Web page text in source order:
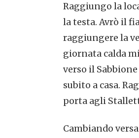
Raggiungo la
la testa. Avrò il
raggiungere la
giornata calda
verso il
subito a casa.
porta agli
Cambiando